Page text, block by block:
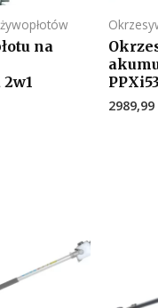
na
2989,99